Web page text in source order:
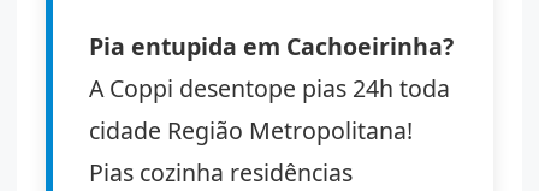
Pia entupida em Cachoeirinha?
A Coppi desentope pias 24h toda
cidade Região Metropolitana!
Pias cozinha residências